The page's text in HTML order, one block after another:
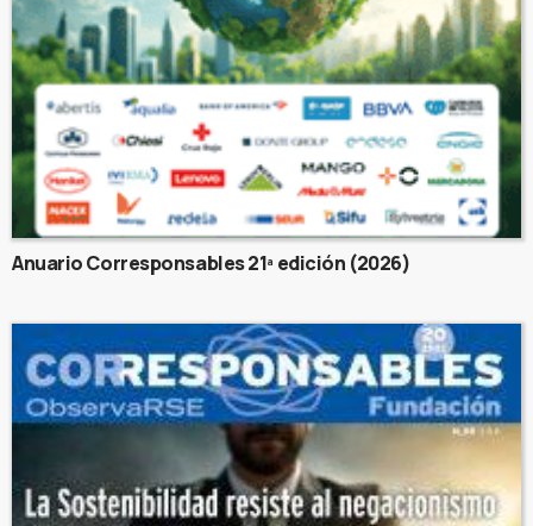
Anuario Corresponsables 21ª edición (2026)